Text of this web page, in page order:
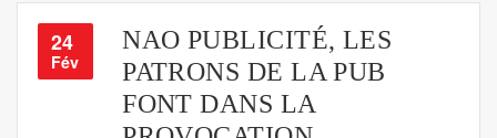
24
Fév
NAO PUBLICITÉ, LES
PATRONS DE LA PUB
FONT DANS LA